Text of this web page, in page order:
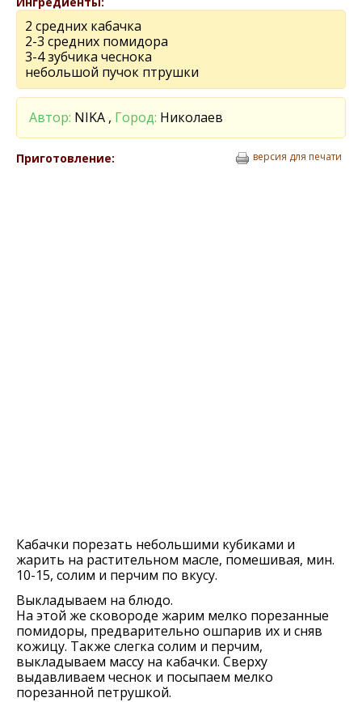
2 средних кабачка
2-3 средних помидора
3-4 зубчика чеснока
небольшой пучок птрушки
Автор: NIKA , Город: Николаев
Приготовление: версия для печати
Кабачки порезать небольшими кубиками и
жарить на растительном масле, помешивая, мин.
10-15, солим и перчим по вкусу.
Выкладываем на блюдо.
На этой же сковороде жарим мелко порезанные
помидоры, предварительно ошпарив их и сняв
кожицу. Также слегка солим и перчим,
выкладываем массу на кабачки. Сверху
выдавливаем чеснок и посыпаем мелко
порезанной петрушкой.